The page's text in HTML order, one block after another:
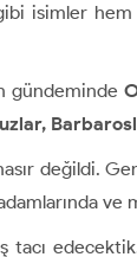
isimler hem
gündeminde
değildi.
adamlarında
tacı